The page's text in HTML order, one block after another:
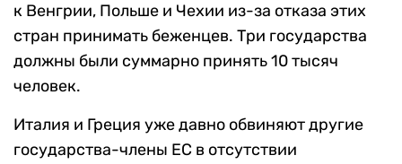
к Венгрии, Польше и Чехии из-за отказа этих
стран принимать беженцев. Три государства
должны были суммарно принять 10 тысяч
человек.
Италия и Греция уже давно обвиняют другие
государства-члены ЕС в отсутствии